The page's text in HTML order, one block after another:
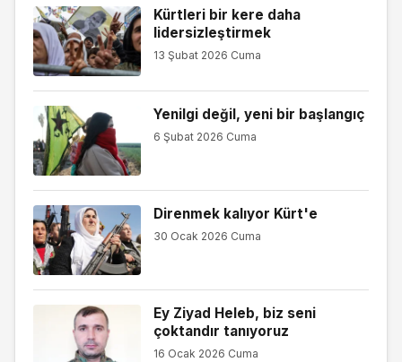
Kürtleri bir kere daha
lidersizleştirmek
13 Şubat 2026 Cuma
Yenilgi değil, yeni bir başlangıç
6 Şubat 2026 Cuma
Direnmek kalıyor Kürt'e
30 Ocak 2026 Cuma
Ey Ziyad Heleb, biz seni
çoktandır tanıyoruz
16 Ocak 2026 Cuma